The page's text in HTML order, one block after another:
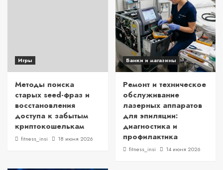
Игры
Методы поиска
старых seed-фраз и
восстановления
доступа к забытым
криптокошелькам
fitness_insi 18 июня 2026
Банки и магазины
Ремонт и техническое
обслуживание
лазерных аппаратов
для эпиляции:
диагностика и
профилактика
fitness_insi 14 июня 2026